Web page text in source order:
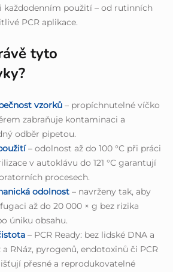
použití – od rutinních
PCR aplikace.
tyto
vzorků – propíchnutelné víčko
zabraňuje kontaminaci a
odběr pipetou.
– odolnost až do 100 °C při práci
v autoklávu do 121 °C garantují
procesech.
odolnost – navrženy tak, aby
až do 20 000 × g bez rizika
úniku obsahu.
– PCR Ready: bez lidské DNA a
a RNáz, pyrogenů, endotoxinů či PCR
přesné a reprodukovatelné